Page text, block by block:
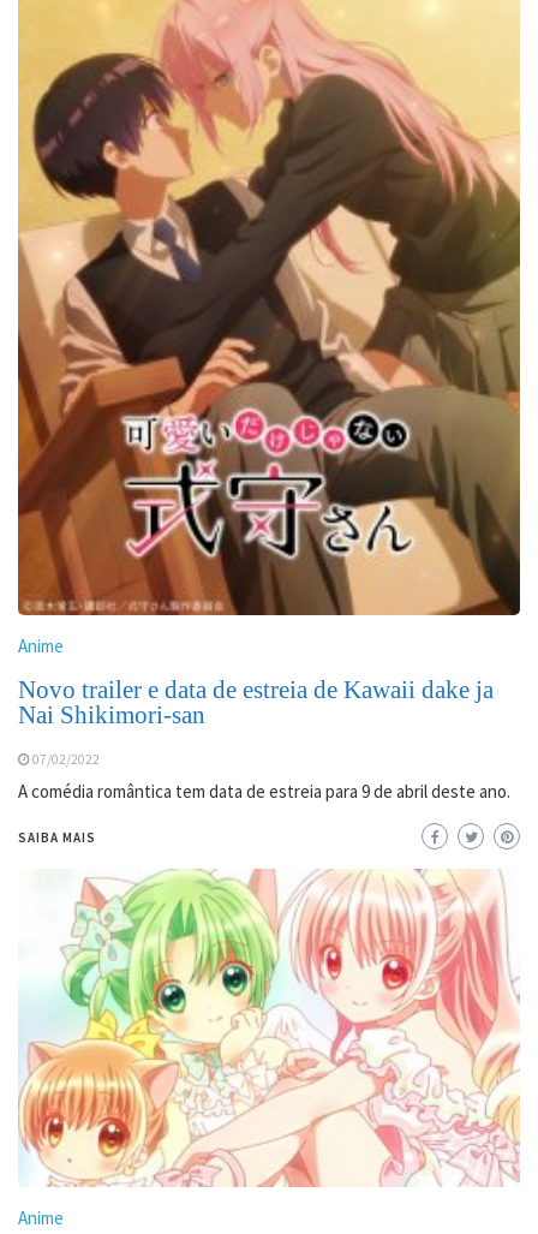
Anime
Novo trailer e data de estreia de Kawaii dake ja
Nai Shikimori-san
07/02/2022
A comédia romântica tem data de estreia para 9 de abril deste ano.
SAIBA MAIS
Anime